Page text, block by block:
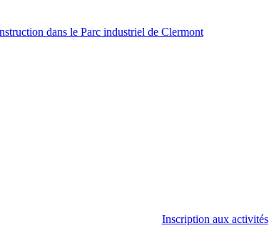
dans le Parc industriel de Clermont
Inscription aux activités